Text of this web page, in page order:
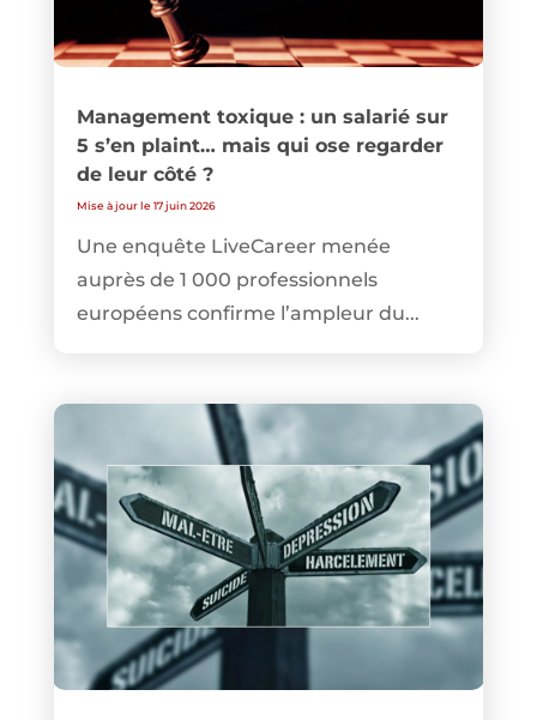
Management toxique : un salarié sur
5 s’en plaint… mais qui ose regarder
de leur côté ?
Mise à jour le 17 juin 2026
Une enquête LiveCareer menée
auprès de 1 000 professionnels
européens confirme l’ampleur du...